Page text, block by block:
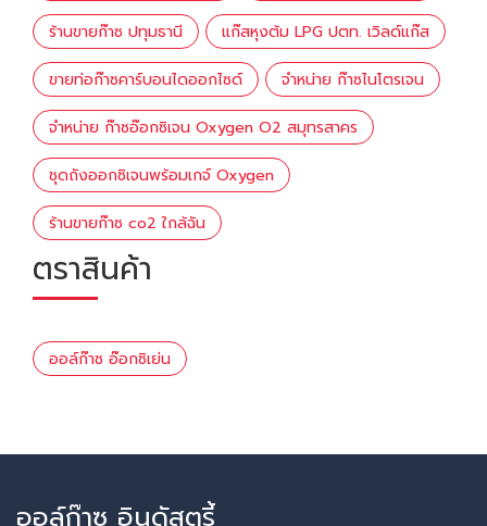
ร้านขายก๊าซ ปทุมธานี แก๊สหุงต้ม LPG ปตท. เวิลด์แก๊ส
ขายท่อก๊าซคาร์บอนไดออกไซด์ จำหน่าย ก๊าซไนโตรเจน
จำหน่าย ก๊าซอ๊อกซิเจน Oxygen O2 สมุทรสาคร
ชุดถังออกซิเจนพร้อมเกจ์ Oxygen
ร้านขายก๊าซ co2 ใกล้ฉัน
ตราสินค้า
ออล์ก๊าซ อ๊อกซิเย่น
ออล์ก๊าซ อินดัสตรี้